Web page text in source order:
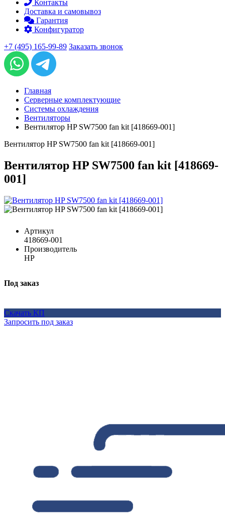
Контакты
Доставка и самовывоз
Гарантия
Конфигуратор
+7 (495) 165-99-89 Заказать звонок
Главная
Серверные комплектующие
Системы охлаждения
Вентиляторы
Вентилятор HP SW7500 fan kit [418669-001]
Вентилятор HP SW7500 fan kit [418669-001]
Вентилятор HP SW7500 fan kit [418669-
001]
Артикул
418669-001
Производитель
HP
Под заказ
Скачать КП
Запросить под заказ